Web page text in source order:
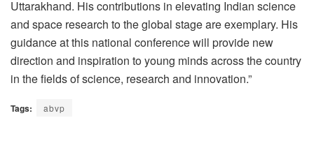
Uttarakhand. His contributions in elevating Indian science
and space research to the global stage are exemplary. His
guidance at this national conference will provide new
direction and inspiration to young minds across the country
in the fields of science, research and innovation.”
Tags: abvp